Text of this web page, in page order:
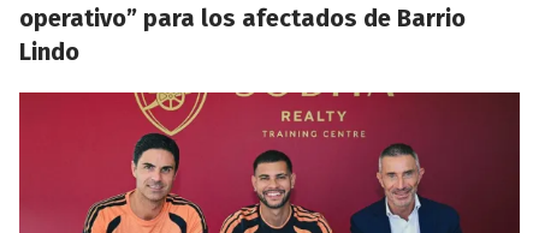
operativo” para los afectados de Barrio
Lindo